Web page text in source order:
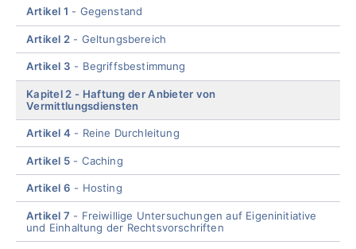
Artikel 1 Gegenstand
Artikel 2 Geltungsbereich
Artikel 3 Begriffsbestimmung
Kapitel 2
Haftung der Anbieter von
Vermittlungsdiensten
Artikel 4 Reine Durchleitung
Artikel 5 Caching
Artikel 6 Hosting
Artikel 7
Freiwillige Untersuchungen auf Eigeninitiative
und Einhaltung der Rechtsvorschriften